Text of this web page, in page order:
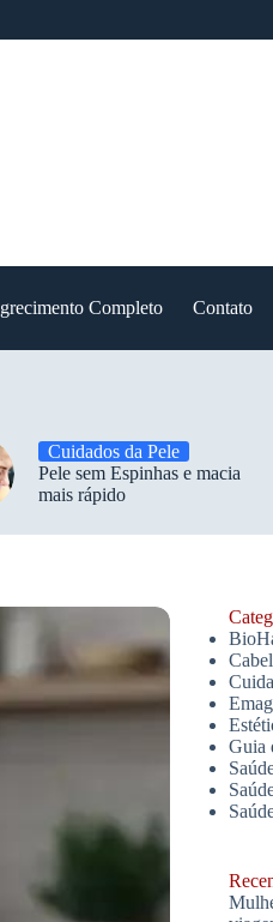
Completo Contato
Cuidados da Pele
Pele sem Espinhas e macia
mais rápido
Guia